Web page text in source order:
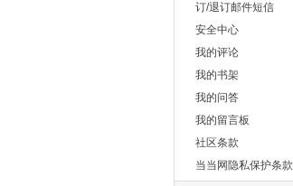
订/退订邮件短信
安全中心
我的评论
我的书架
我的问答
我的留言板
社区条款
当当网隐私保护条款